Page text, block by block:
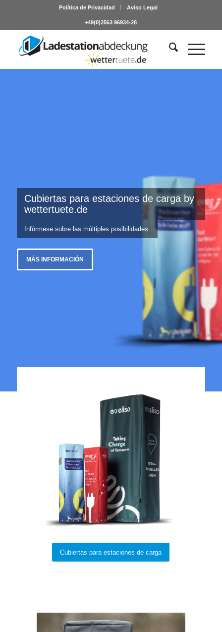
Política de Privacidad Aviso Legal
+49(0)2563 96934-28
Cubiertas para estaciones de carga by
wettertuete.de
Infórmese sobre las múltiples posibilidades.
MÁS INFORMACIÓN
Cubiertas para estaciones de carga